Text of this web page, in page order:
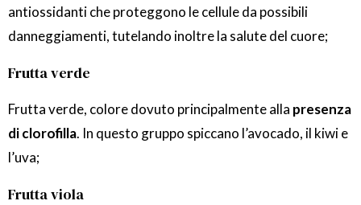
antiossidanti che proteggono le cellule da possibili
danneggiamenti, tutelando inoltre la salute del cuore;
Frutta verde
Frutta verde, colore dovuto principalmente alla presenza
di clorofilla. In questo gruppo spiccano l’avocado, il kiwi e
l’uva;
Frutta viola